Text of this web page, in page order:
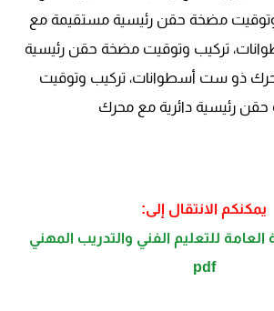
وتوقيت مضخة حقن رئيسية مستقيمة مع
تركيب وتوقيت مضخة حقن رئيسية
ذو ست أسطوانات، تركيب وتوقيت
رئيسية دائرية مع محرك
يمكنكم الانتقال إلى:
للتعليم الفني والتدريب المهني
pdf